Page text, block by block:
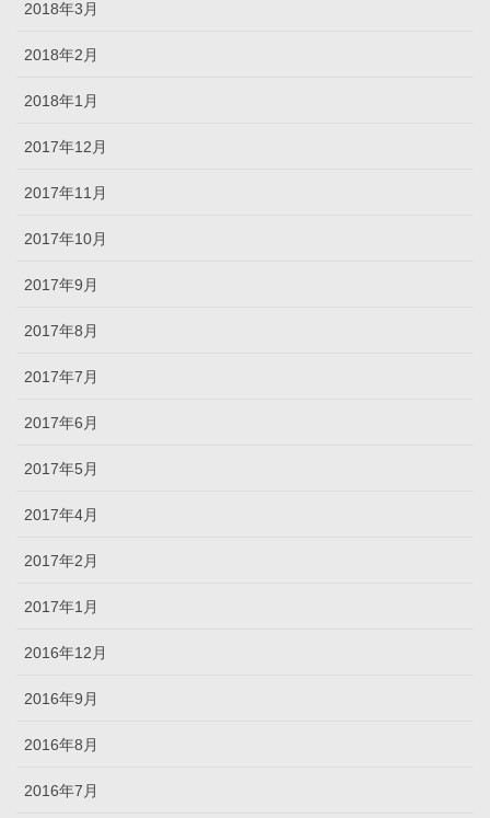
2018年3月
2018年2月
2018年1月
2017年12月
2017年11月
2017年10月
2017年9月
2017年8月
2017年7月
2017年6月
2017年5月
2017年4月
2017年2月
2017年1月
2016年12月
2016年9月
2016年8月
2016年7月